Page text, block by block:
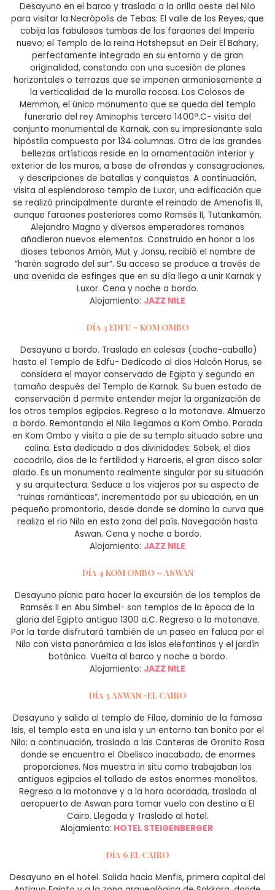
Desayuno en el barco y traslado a la orilla oeste del Nilo
para visitar la Necrópolis de Tebas: El valle de los Reyes, que
cobija las fabulosas tumbas de los faraones del Imperio
nuevo; el Templo de la reina Hatshepsut en Deir El Bahary,
perfectamente integrado en su entorno y de gran
originalidad, constando con una sucesión de planes
horizontales o terrazas que se imponen armoniosamente a
la verticalidad de la muralla rocosa. Los Colosos de
Memmon, el único monumento que se queda del templo
funerario del rey Aminophis tercero 1400ª.C- visita del
conjunto monumental de Karnak, con su impresionante sala
hipóstila compuesta por 134 columnas. Otra de las grandes
bellezas artísticas reside en la ornamentación interior y
exterior de los muros, a base de ofrendas y consagraciones,
y descripciones de batallas y conquistas. A continuación,
visita al esplendoroso templo de Luxor, una edificación que
se realizó principalmente durante el reinado de Amenofis III,
aunque faraones posteriores como Ramsés II, Tutankamón,
Alejandro Magno y diversos emperadores romanos
añadieron nuevos elementos. Construido en honor a los
dioses tebanos Amón, Mut y Jonsu, recibió el nombre de
“harén sagrado del sur”. Su acceso se produce a través de
una avenida de esfinges que en su día llego a unir Karnak y
Luxor. Cena y noche a bordo.
Alojamiento: JAZZ NILE
Día 3 EDFU – KOM OMBO
Desayuno a bordo. Traslado en calesas (coche-caballo)
hasta el Templo de Edfu- Dedicado al dios Halcón Horus, se
considera el mayor conservado de Egipto y segundo en
tamaño después del Templo de Karnak. Su buen estado de
conservación d permite entender mejor la organización de
los otros templos egipcios. Regreso a la motonave. Almuerzo
a bordo. Remontando el Nilo llegamos a Kom Ombo. Parada
en Kom Ombo y visita a pie de su templo situado sobre una
colina. Esta dedicado a dos divinidades: Sobek, el dios
cocodrilo, dios de la fertilidad y Haroeris, el gran disco solar
alado. Es un monumento realmente singular por su situación
y su arquitectura. Seduce a los viajeros por su aspecto de
“ruinas románticas”, incrementado por su ubicación, en un
pequeño promontorio, desde donde se domina la curva que
realiza el rio Nilo en esta zona del país. Navegación hasta
Aswan. Cena y noche a bordo.
Alojamiento: JAZZ NILE
Día 4 KOM OMBO – ASWAN
Desayuno picnic para hacer la excursión de los templos de
Ramsés II en Abu Simbel- son templos de la época de la
gloria del Egipto antiguo 1300 a.C. Regreso a la motonave.
Por la tarde disfrutará también de un paseo en faluca por el
Nilo con vista panorámica a las islas elefantinas y el jardín
botánico. Vuelta al barco y noche a bordo.
Alojamiento: JAZZ NILE
Día 5 ASWAN -EL CAIRO
Desayuno y salida al templo de Filae, dominio de la famosa
Isis, el templo esta en una isla y un entorno tan bonito por el
Nilo; a continuación, traslado a las Canteras de Granito Rosa
donde se encuentra el Obelisco inacabado, de enormes
proporciones. Nos muestra in situ como trabajaban los
antiguos egipcios el tallado de estos enormes monolitos.
Regreso a la motonave y a la hora acordada, traslado al
aeropuerto de Aswan para tomar vuelo con destino a El
Cairo. Llegada y Traslado al hotel.
Alojamiento: HOTEL STEIGENBERGER
Día 6 EL CAIRO
Desayuno en el hotel. Salida hacia Menfis, primera capital del